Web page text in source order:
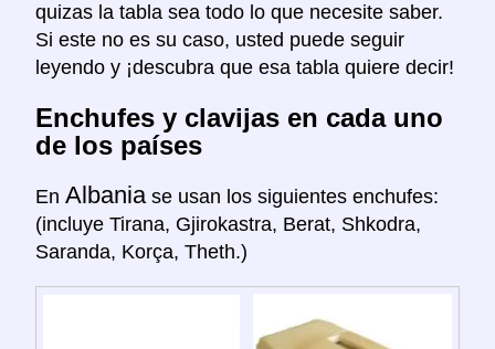
quizas la tabla sea todo lo que necesite saber.
Si este no es su caso, usted puede seguir
leyendo y ¡descubra que esa tabla quiere decir!
Enchufes y clavijas en cada uno
de los países
En Albania se usan los siguientes enchufes:
(incluye Tirana, Gjirokastra, Berat, Shkodra,
Saranda, Korça, Theth.)